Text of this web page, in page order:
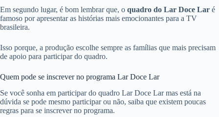
Em segundo lugar, é bom lembrar que, o quadro do Lar Doce Lar é
famoso por apresentar as histórias mais emocionantes para a TV
brasileira.
Isso porque, a produção escolhe sempre as famílias que mais precisam
de apoio para participar do quadro.
Quem pode se inscrever no programa Lar Doce Lar
Se você sonha em participar do quadro Lar Doce Lar mas está na
dúvida se pode mesmo participar ou não, saiba que existem poucas
regras para se inscrever no programa.